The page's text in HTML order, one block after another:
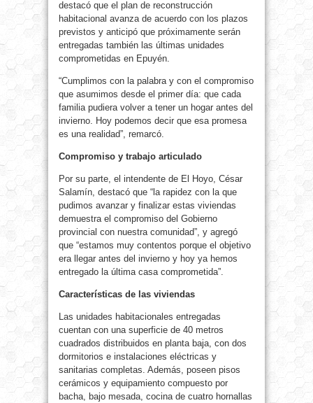
destacó que el plan de reconstrucción
habitacional avanza de acuerdo con los plazos
previstos y anticipó que próximamente serán
entregadas también las últimas unidades
comprometidas en Epuyén.
“Cumplimos con la palabra y con el compromiso
que asumimos desde el primer día: que cada
familia pudiera volver a tener un hogar antes del
invierno. Hoy podemos decir que esa promesa
es una realidad”, remarcó.
Compromiso y trabajo articulado
Por su parte, el intendente de El Hoyo, César
Salamín, destacó que “la rapidez con la que
pudimos avanzar y finalizar estas viviendas
demuestra el compromiso del Gobierno
provincial con nuestra comunidad”, y agregó
que “estamos muy contentos porque el objetivo
era llegar antes del invierno y hoy ya hemos
entregado la última casa comprometida”.
Características de las viviendas
Las unidades habitacionales entregadas
cuentan con una superficie de 40 metros
cuadrados distribuidos en planta baja, con dos
dormitorios e instalaciones eléctricas y
sanitarias completas. Además, poseen pisos
cerámicos y equipamiento compuesto por
bacha, bajo mesada, cocina de cuatro hornallas